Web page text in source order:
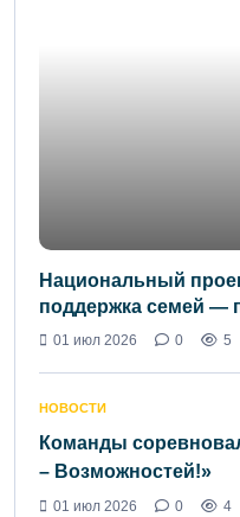
Национальный
поддержка семей —
01 июл 2026 0 5
НОВОСТИ
Команды
– Возможностей!»
01 июл 2026 0 4